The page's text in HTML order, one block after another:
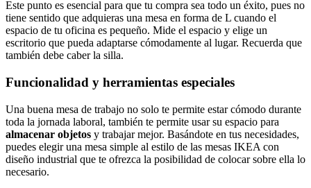
Este punto es esencial para que tu compra sea todo un éxito, pues no
tiene sentido que adquieras una mesa en forma de L cuando el
espacio de tu oficina es pequeño. Mide el espacio y elige un
escritorio que pueda adaptarse cómodamente al lugar. Recuerda que
también debe caber la silla.
Funcionalidad y herramientas especiales
Una buena mesa de trabajo no solo te permite estar cómodo durante
toda la jornada laboral, también te permite usar su espacio para
almacenar objetos y trabajar mejor. Basándote en tus necesidades,
puedes elegir una mesa simple al estilo de las mesas IKEA con
diseño industrial que te ofrezca la posibilidad de colocar sobre ella lo
necesario.